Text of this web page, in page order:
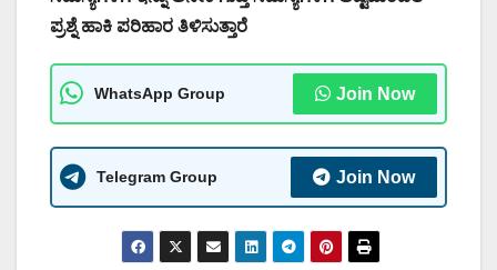
ಪ್ರಶ್ನೆ ಹಾಕಿ ಪರಿಹಾರ ತಿಳಿಸುತ್ತಾರೆ
WhatsApp Group Join Now
Telegram Group Join Now